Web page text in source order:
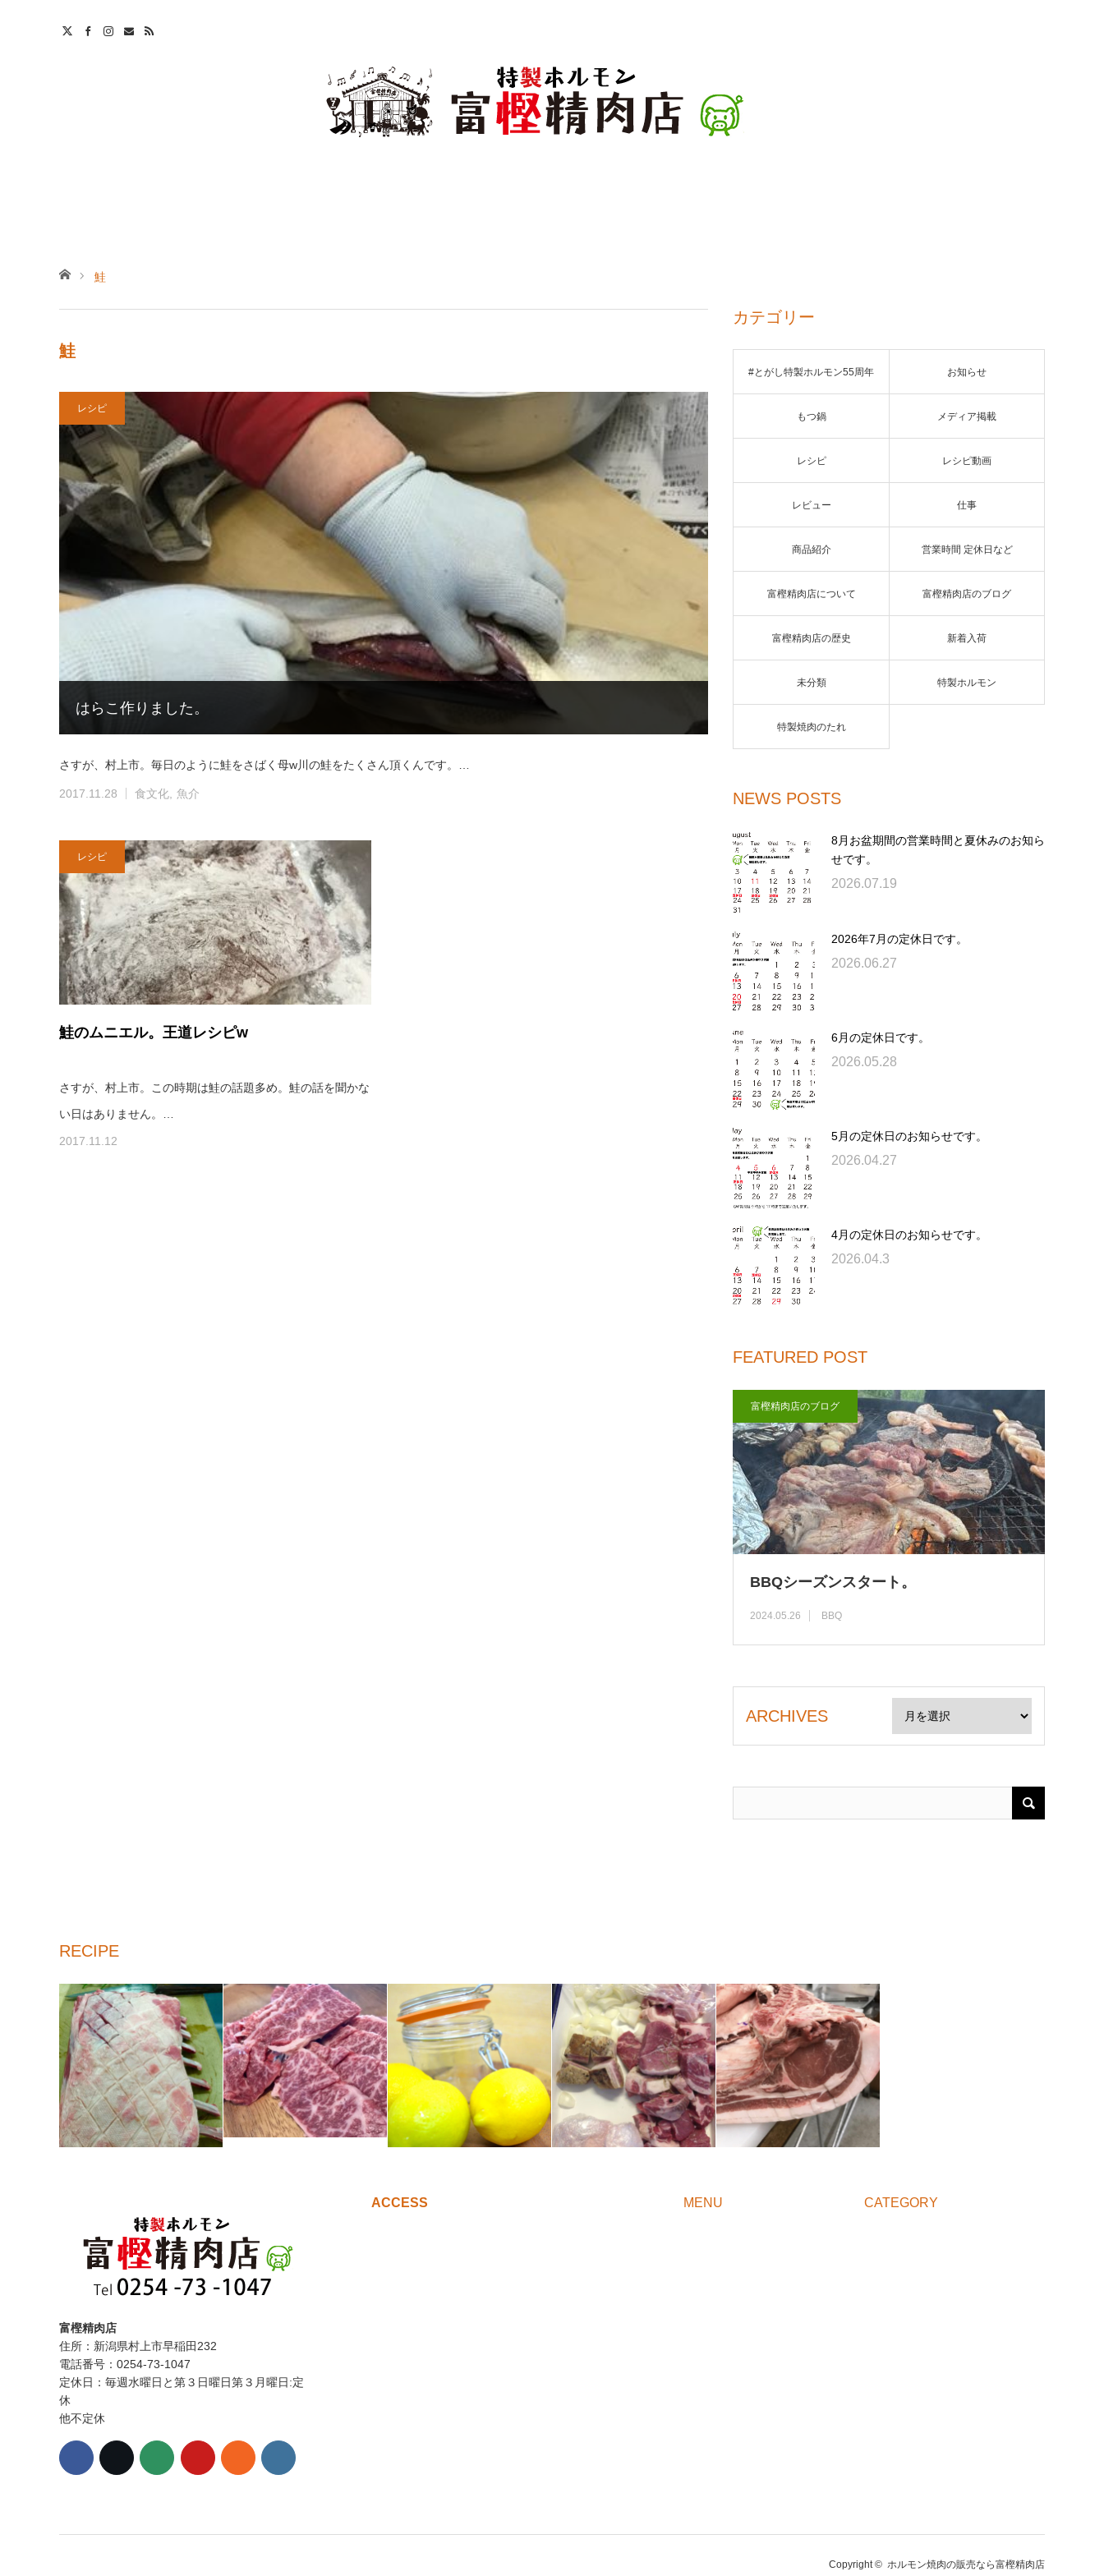
ホーム
鮭
鮭
レシピ
はらこ作りました。
さすが、村上市。毎日のように鮭をさばく母w川の鮭をたくさん頂くんです。…
2017.11.28 食文化 魚介
レシピ
鮭のムニエル。王道レシピw
さすが、村上市。この時期は鮭の話題多め。鮭の話を聞かな
い日はありません。…
2017.11.12
カテゴリー
#とがし特製ホルモン55周年 お知らせ
もつ鍋 メディア掲載
レシピ レシピ動画
レビュー 仕事
商品紹介 営業時間 定休日など
富樫精肉店について 富樫精肉店のブログ
富樫精肉店の歴史 新着入荷
未分類 特製ホルモン
特製焼肉のたれ
NEWS POSTS
8月お盆期間の営業時間と夏休みのお知ら
せです。
2026.07.19
2026年7月の定休日です。
2026.06.27
6月の定休日です。
2026.05.28
5月の定休日のお知らせです。
2026.04.27
4月の定休日のお知らせです。
2026.04.3
FEATURED POST
富樫精肉店のブログ
BBQシーズンスタート。
2024.05.26 BBQ
ARCHIVES
RECIPE
富樫精肉店
住所：新潟県村上市早稲田232
電話番号：0254-73-1047
定休日：毎週水曜日と第３日曜日第３月曜日:定
休
他不定休
ACCESS MENU CATEGORY
Copyright © ホルモン焼肉の販売なら富樫精肉店